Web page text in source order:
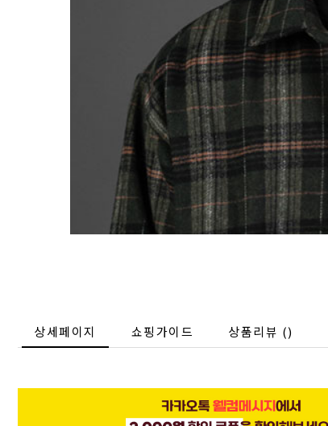
상세페이지 쇼핑가이드 상품리뷰 ()